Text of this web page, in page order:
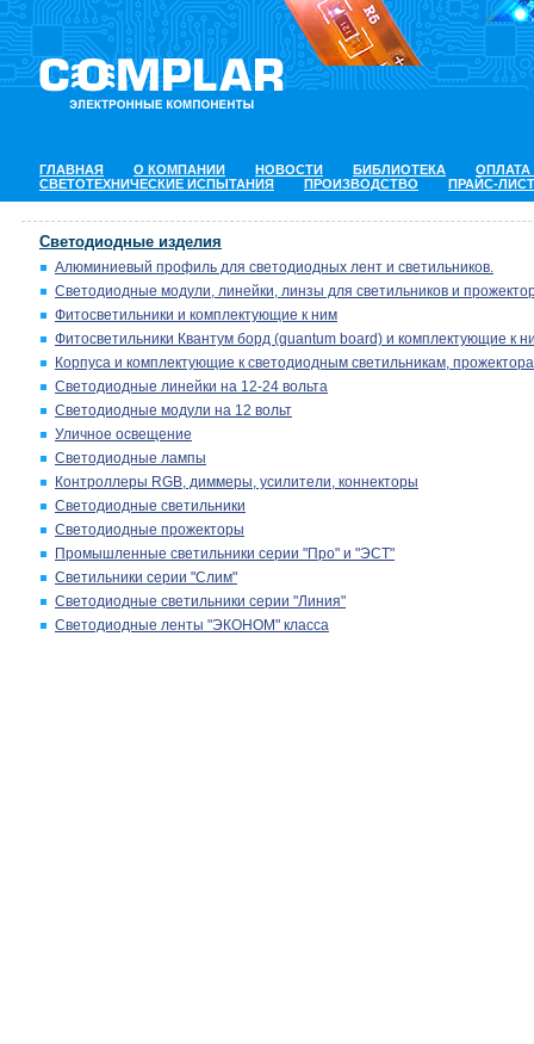
ГЛАВНАЯ О КОМПАНИИ НОВОСТИ БИБЛИОТЕКА
ОПЛАТА
СВЕТОТЕХНИЧЕСКИЕ ИСПЫТАНИЯ
ПРОИЗВОДСТВО ПРАЙС-ЛИСТ
Светодиодные изделия
Алюминиевый профиль для светодиодных лент и светильников.
Светодиодные модули, линейки, линзы для светильников и
Фитосветильники и комплектующие к ним
Фитосветильники Квантум борд (quantum board) и комплектующие к
Корпуса и комплектующие к светодиодным светильникам,
Светодиодные линейки на 12-24 вольта
Светодиодные модули на 12 вольт
Уличное освещение
Светодиодные лампы
Контроллеры RGB, диммеры, усилители, коннекторы
Светодиодные светильники
Светодиодные прожекторы
Промышленные светильники серии "Про" и "ЭСТ"
Светильники серии "Слим"
Светодиодные светильники серии "Линия"
Светодиодные ленты "ЭКОНОМ" класса